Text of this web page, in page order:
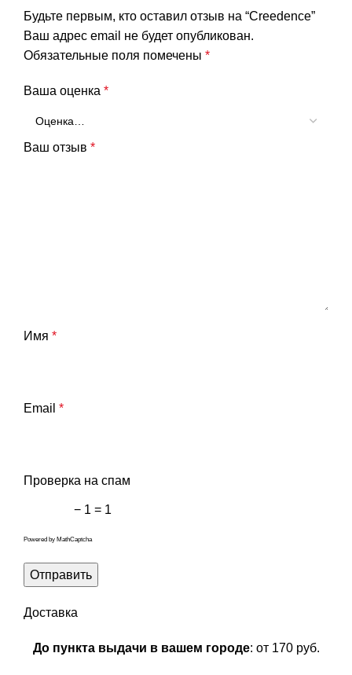
Будьте первым, кто оставил отзыв на “Creedence”
Ваш адрес email не будет опубликован.
Обязательные поля помечены *
Ваша оценка *
Ваш отзыв *
Имя *
Email *
Проверка на спам
− 1 = 1
Powered by MathCaptcha
Доставка
До пункта выдачи в вашем городе: от 170 руб.